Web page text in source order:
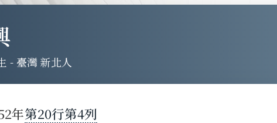
- 臺灣 新北人
第20行第4列